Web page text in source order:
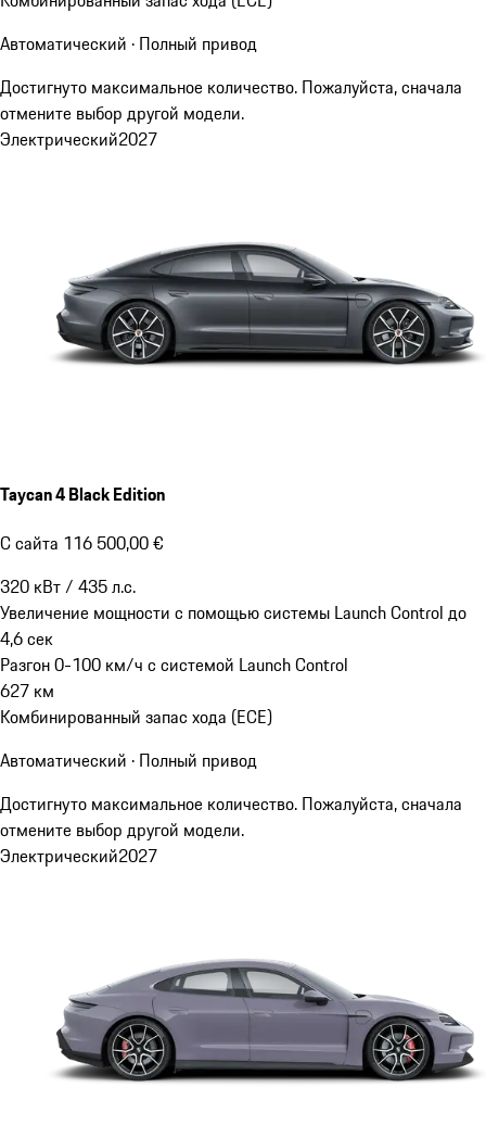
Автоматический · Полный привод
Достигнуто максимальное количество. Пожалуйста, сначала
отмените выбор другой модели.
Электрический2027
Taycan 4 Black Edition
С сайта 116 500,00 €
320 кВт/ 435л.с.
Увеличение мощности с помощью системы Launch Control до
4,6сек
Разгон 0-100 км/ч с системой Launch Control
627 км
Комбинированный запас хода (ECE)
Автоматический · Полный привод
Достигнуто максимальное количество. Пожалуйста, сначала
отмените выбор другой модели.
Электрический2027